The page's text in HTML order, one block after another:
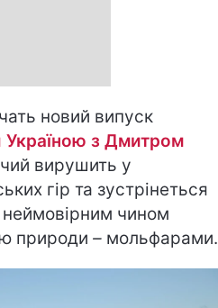
новий випуск
з Дмитром
вирушить у
гір та зустрінеться
чином
природи – мольфарами.